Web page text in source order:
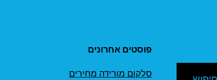
פוסטים אחרונים
סלקום מורידה מחירים